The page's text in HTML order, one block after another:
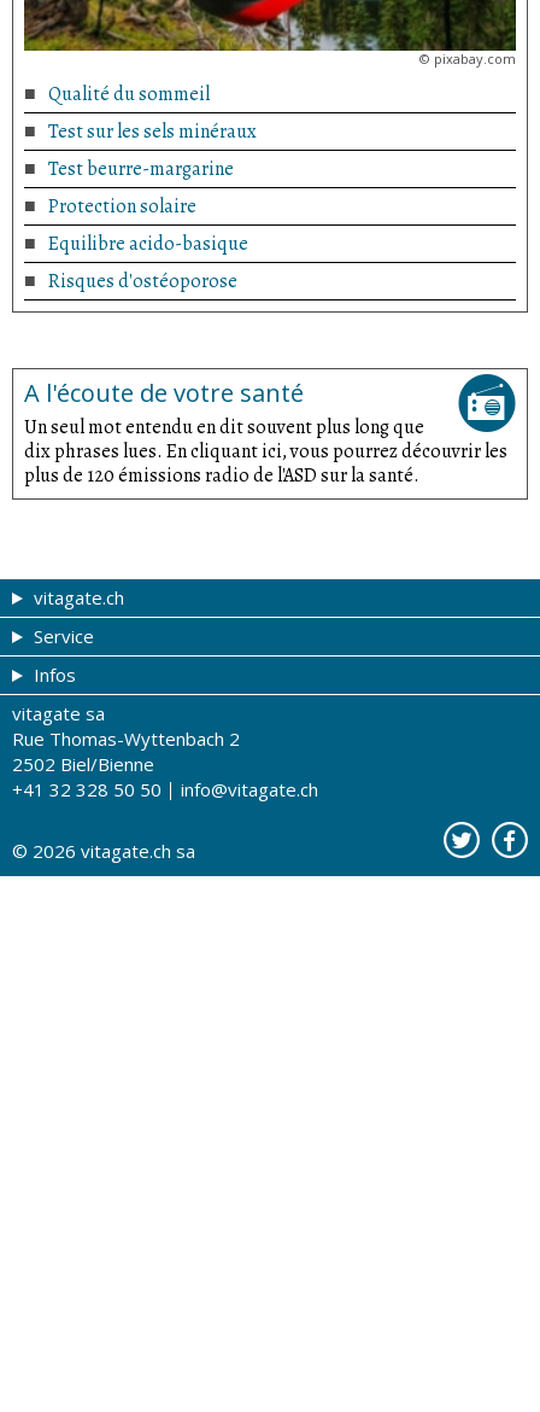
© pixabay.com
Qualité du sommeil
Test sur les sels minéraux
Test beurre-margarine
Protection solaire
Equilibre acido-basique
Risques d'ostéoporose
A l'écoute de votre santé
Un seul mot entendu en dit souvent plus long que
dix phrases lues. En cliquant ici, vous pourrez découvrir les
plus de 120 émissions radio de l'ASD sur la santé.
vitagate.ch
Forme et beauté
Thèmes de A à Z
Thérapies
La santé sur les ondes
Tests de santé
Service
Coupons
Tribune du droguiste
Recherche de drogueries
Drogueries partenaires
Contact
Infos
Impressum
Conditions d'utilisation
A notre sujet
Publicité sur vitagate.ch
vitagate sa
Rue Thomas-Wyttenbach 2
2502 Biel/Bienne
+41 32 328 50 50
info@vitagate.ch
© 2026 vitagate.ch sa